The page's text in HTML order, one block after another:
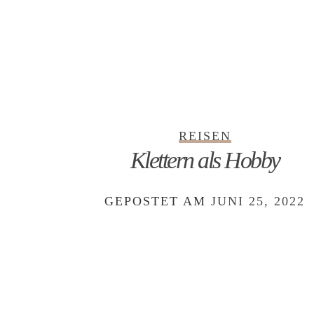
REISEN
Klettern als Hobby
GEPOSTET AM JUNI 25, 2022